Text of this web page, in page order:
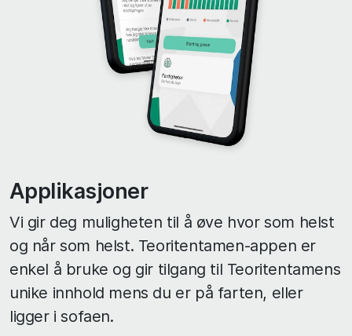
Applikasjoner
Vi gir deg muligheten til å øve hvor som helst
og når som helst. Teoritentamen-appen er
enkel å bruke og gir tilgang til Teoritentamens
unike innhold mens du er på farten, eller
ligger i sofaen.